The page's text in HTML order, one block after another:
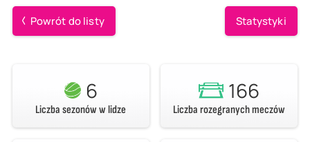
Powrót do listy Statystyki
6
Liczba sezonów w lidze
166
Liczba rozegranych meczów